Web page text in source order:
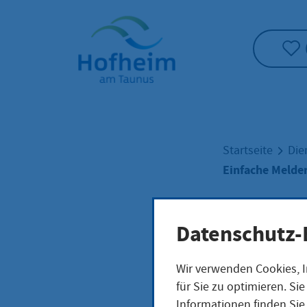
Startseite"
Startseite
Einfache
Wir verwenden
für Sie zu optimieren.